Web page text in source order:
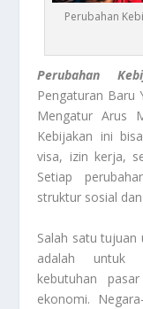
Perubahan
Perubahan
Pengaturan Baru
Mengatur Arus
Kebijakan ini
visa, izin kerja,
Setiap
struktur sosial
Salah satu tujuan
adalah untuk
kebutuhan
ekonomi.